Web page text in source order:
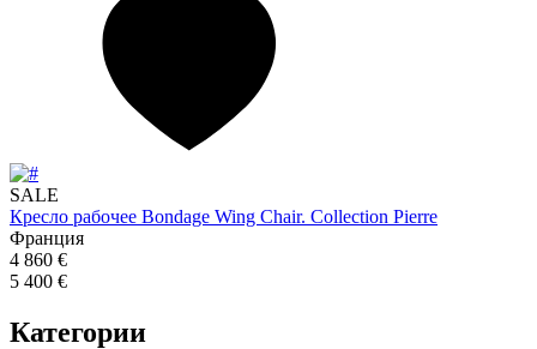
SALE
Кресло рабочее Bondage Wing Chair. Collection Pierre
Франция
4 860 €
5 400 €
Категории